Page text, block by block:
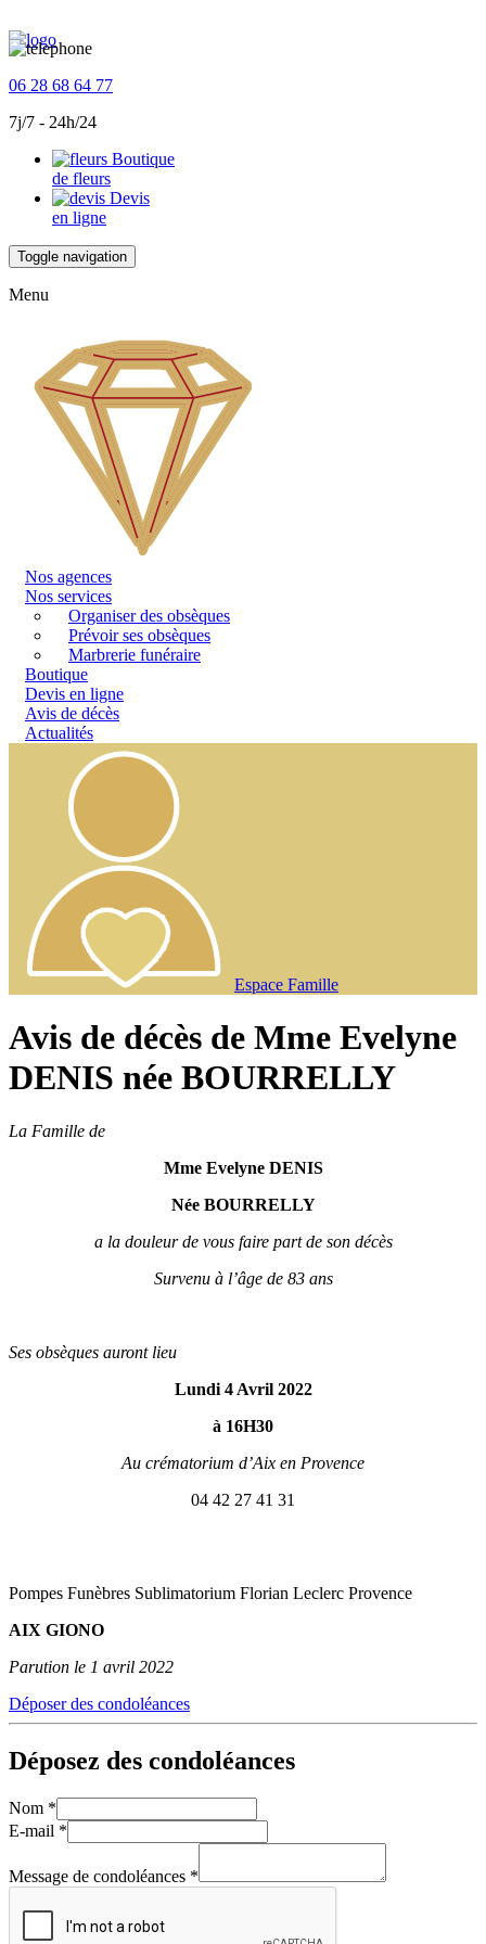
06 28 68 64 77
7j/7 - 24h/24
Boutique
de fleurs
Devis
en ligne
Toggle navigation
Menu
Nos agences
Nos services
Organiser des obsèques
Prévoir ses obsèques
Marbrerie funéraire
Boutique
Devis en ligne
Avis de décès
Actualités
Espace Famille
Avis de décès de Mme Evelyne
DENIS née BOURRELLY
La Famille de
Mme Evelyne DENIS
Née BOURRELLY
a la douleur de vous faire part de son décès
Survenu à l’âge de 83 ans
Ses obsèques auront lieu
Lundi 4 Avril 2022
à 16H30
Au crématorium d’Aix en Provence
04 42 27 41 31
Pompes Funèbres Sublimatorium Florian Leclerc Provence
AIX GIONO
Parution le 1 avril 2022
Déposer des condoléances
Déposez des condoléances
Nom *
E-mail *
Message de condoléances *